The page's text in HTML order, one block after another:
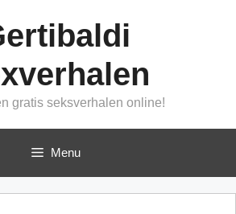
gratis seksverhalen online!
Menu